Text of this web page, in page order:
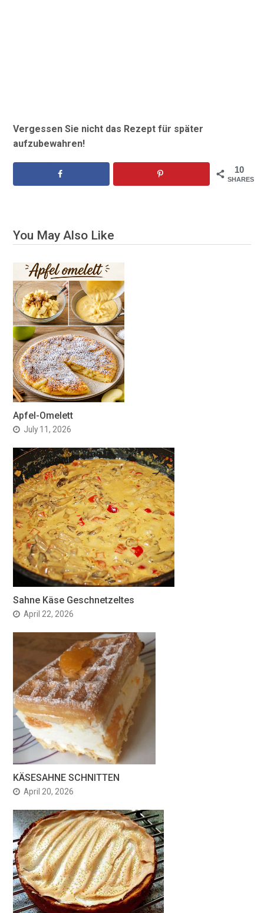
Vergessen Sie nicht das Rezept für später
aufzubewahren!
10
SHARES
You May Also Like
Apfel-Omelett
July 11, 2026
Sahne Käse Geschnetzeltes
April 22, 2026
KÄSESAHNE SCHNITTEN
April 20, 2026